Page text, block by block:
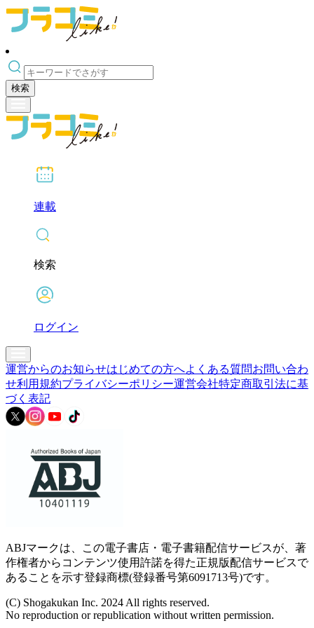
検索
連載
検索
ログイン
運営からのお知らせはじめての方へよくある質問お問い合わ
せ利用規約プライバシーポリシー運営会社特定商取引法に基
づく表記
ABJマークは、この電子書店・電子書籍配信サービスが、著
作権者からコンテンツ使用許諾を得た正規版配信サービスで
あることを示す登録商標(登録番号第6091713号)です。
(C) Shogakukan Inc. 2024 All rights reserved.
No reproduction or republication without written permission.